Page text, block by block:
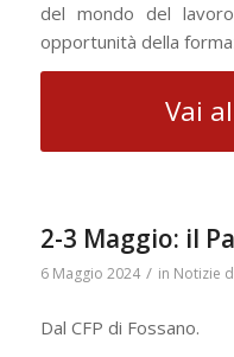
del mondo del
opportunità della
Vai
2-3 Maggio: il
6 Maggio 2024 / in Notizie
Dal CFP di Fossano.